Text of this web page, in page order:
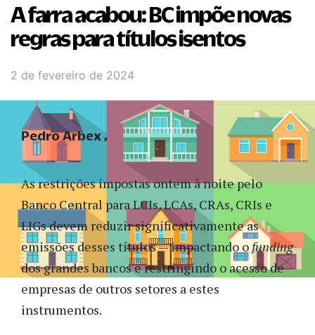
A farra acabou: BC impõe novas
regras para títulos isentos
2 de fevereiro de 2024
As restrições impostas ontem à noite pelo
Banco Central para LCIs, LCAs, CRAs, CRIs e
LIGs devem reduzir significativamente as
emissões desses títulos — impactando o funding
dos grandes bancos e restringindo o acesso de
empresas de outros setores a estes
instrumentos.
Pedro Arbex